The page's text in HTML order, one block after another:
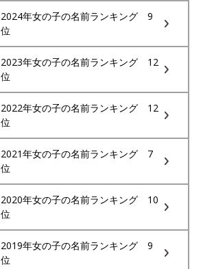
2024年女の子の名前ランキング 9
位
2023年女の子の名前ランキング 12
位
2022年女の子の名前ランキング 12
位
2021年女の子の名前ランキング 7
位
2020年女の子の名前ランキング 10
位
2019年女の子の名前ランキング 9
位